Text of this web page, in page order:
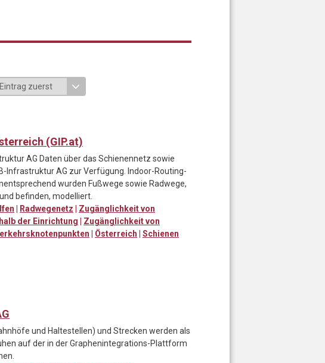
(GIP.at)
AG Daten über das Schienennetz sowie
Infrastruktur AG zur Verfügung. Indoor-Routing-
wurden Fußwege sowie Radwege,
befinden, modelliert.
| Radwegenetz | Zugänglichkeit von
der Einrichtung | Zugänglichkeit von
| Österreich | Schienen
und Haltestellen) und Strecken werden als
auf der in der Graphenintegrations-Plattform